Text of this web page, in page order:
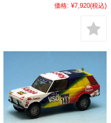
価格: ¥7,920(税込)